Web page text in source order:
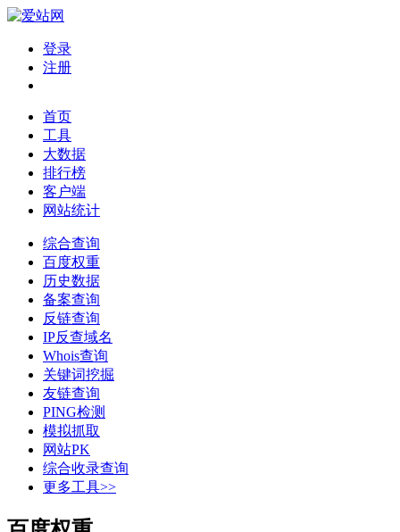
登录
注册
首页
工具
大数据
排行榜
客户端
网站统计
综合查询
百度权重
历史数据
备案查询
反链查询
IP反查域名
Whois查询
关键词挖掘
友链查询
PING检测
模拟抓取
网站PK
综合收录查询
更多工具>>